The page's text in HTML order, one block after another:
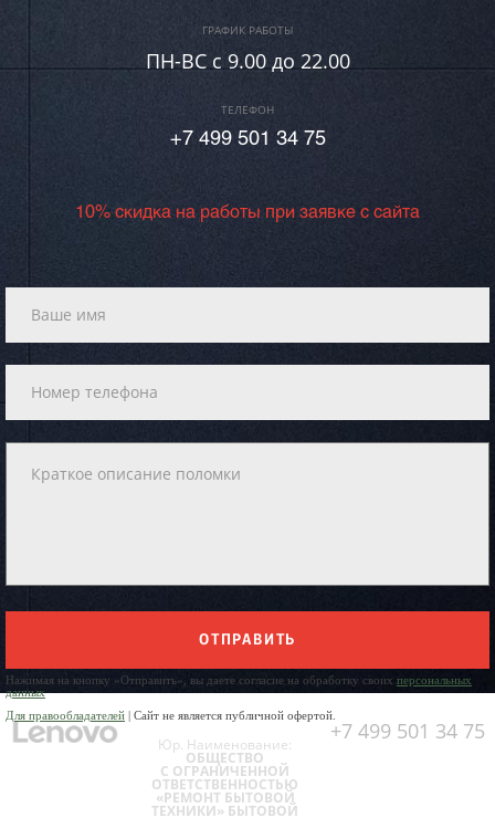
ГРАФИК РАБОТЫ
ПН-ВC c 9.00 до 22.00
ТЕЛЕФОН
+7 499 501 34 75
10% скидка на работы при заявке с сайта
ОТПРАВИТЬ
Нажимая на кнопку «Отправить», вы даете согласие на обработку своих персональных
данных
Для правообладателей | Сайт не является публичной офертой.
+7 499 501 34 75
Юр. Наименование:
ОБЩЕСТВО
С ОГРАНИЧЕННОЙ
ОТВЕТСТВЕННОСТЬЮ
«РЕМОНТ БЫТОВОЙ
ТЕХНИКИ» БЫТОВОЙ